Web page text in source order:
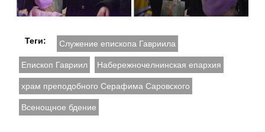
Теги: Служение епископа Гавриила
Епископ Гавриил Набережночелнинская епархия
храм преподобного Серафима Саровского
Всенощное бдение